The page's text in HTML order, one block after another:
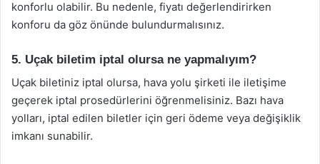
konforlu olabilir. Bu nedenle, fiyatı değerlendirirken
konforu da göz önünde bulundurmalısınız.
5. Uçak biletim iptal olursa ne yapmalıyım?
Uçak biletiniz iptal olursa, hava yolu şirketi ile iletişime
geçerek iptal prosedürlerini öğrenmelisiniz. Bazı hava
yolları, iptal edilen biletler için geri ödeme veya değişiklik
imkanı sunabilir.